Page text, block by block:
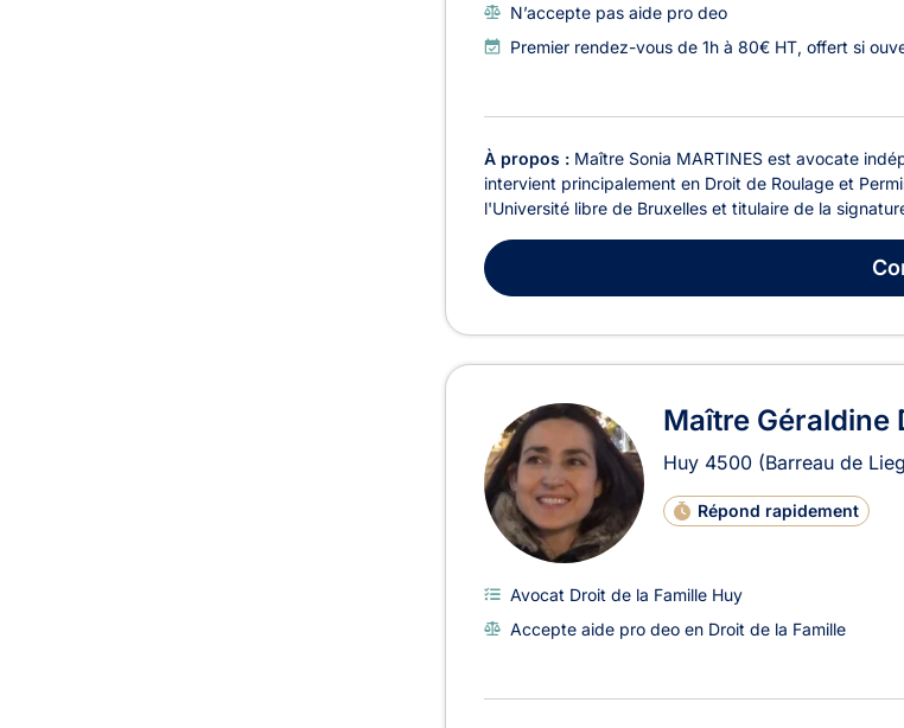
N’accepte pas aide pro deo
Premier rendez-vous de 1h à 80€ HT, offert si
À propos : Maître Sonia MARTINES est avocate
intervient principalement en Droit de Roulage et
l'Université libre de Bruxelles et titulaire de la
Maître Géraldine
Huy 4500 (Barreau de
Répond rapidement
Avocat Droit de la Famille Huy
Accepte aide pro deo en Droit de la Famille